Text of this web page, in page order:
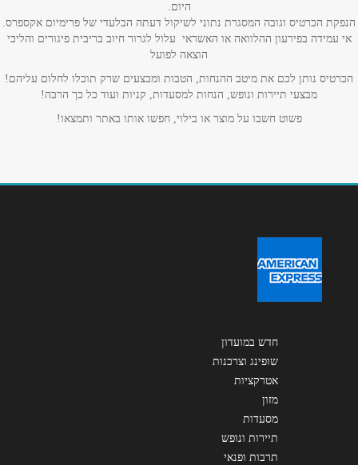
נושא *
אנא חזרו אלי בקשר ל...
הודעה*
היום.
הנפקת הכרטיס וגובה המסגרת נתוני לשיקול דעתה הבלעדי של פרימיום אקספרס.
אי עמידה בפירעון ההלוואה או האשראי עלול לגרור חיוב בריבית פיגורים והליכי
הוצאה לפועל
הכרטיס נותן לכם את מיטב ההנחות, הטבות ומבצעים שרק תוכלו לחלום עליהם!
מבצעי תיירות ונופש, הנחות למסעדות, קניות ועוד כל כך הרבה!
פשוט חשבו על מוצר או בילוי, חפשו אותו באתר ותמצאו!
חדש במועדון
שופינג וצרכנות
אטרקציות
מזון
מסעדות
תיירות ונופש
תרבות ופנאי